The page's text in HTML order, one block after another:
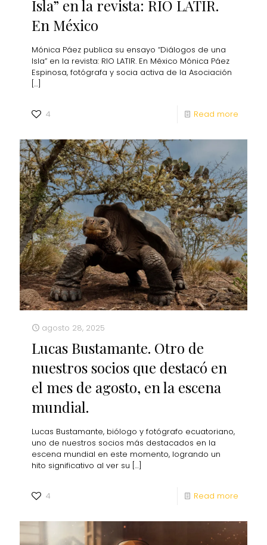
Isla” en la revista: RIO LATIR.
En México
Mónica Páez publica su ensayo “Diálogos de una
Isla” en la revista: RIO LATIR. En México Mónica Páez
Espinosa, fotógrafa y socia activa de la Asociación
[…]
4 Read more
agosto 28, 2025
Lucas Bustamante. Otro de
nuestros socios que destacó en
el mes de agosto, en la escena
mundial.
Lucas Bustamante, biólogo y fotógrafo ecuatoriano,
uno de nuestros socios más destacados en la
escena mundial en este momento, logrando un
hito significativo al ver su […]
4 Read more